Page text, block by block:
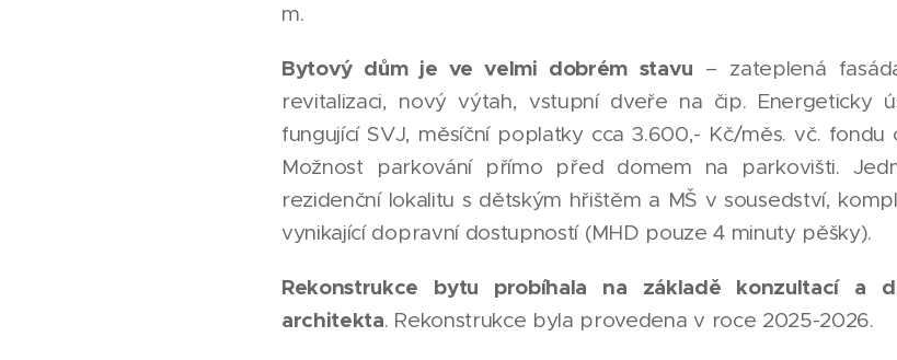
m.
Bytový dům je ve velmi dobrém stavu – zateplená
revitalizaci, nový výtah, vstupní dveře na čip. Energeticky
fungující SVJ, měsíční poplatky cca 3.600,- Kč/měs. vč.
Možnost parkování přímo před domem na parkovišti.
rezidenční lokalitu s dětským hřištěm a MŠ v sousedství,
vynikající dopravní dostupností (MHD pouze 4 minuty pěšky).
Rekonstrukce bytu probíhala na základě konzultací a
architekta. Rekonstrukce byla provedena v roce 2025-2026.